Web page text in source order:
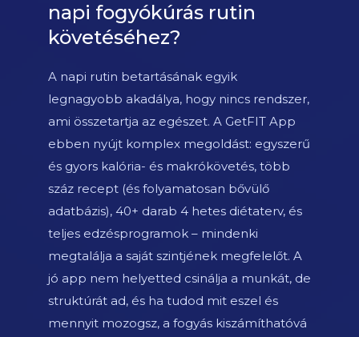
napi fogyókúrás rutin
követéséhez?
A napi rutin betartásának egyik
legnagyobb akadálya, hogy nincs rendszer,
ami összetartja az egészet. A GetFIT App
ebben nyújt komplex megoldást: egyszerű
és gyors kalória- és makrókövetés, több
száz recept (és folyamatosan bővülő
adatbázis), 40+ darab 4 hetes diétaterv, és
teljes edzésprogramok – mindenki
megtalálja a saját szintjének megfelelőt. A
jó app nem helyetted csinálja a munkát, de
struktúrát ad, és ha tudod mit eszel és
mennyit mozogsz, a fogyás kiszámíthatóvá